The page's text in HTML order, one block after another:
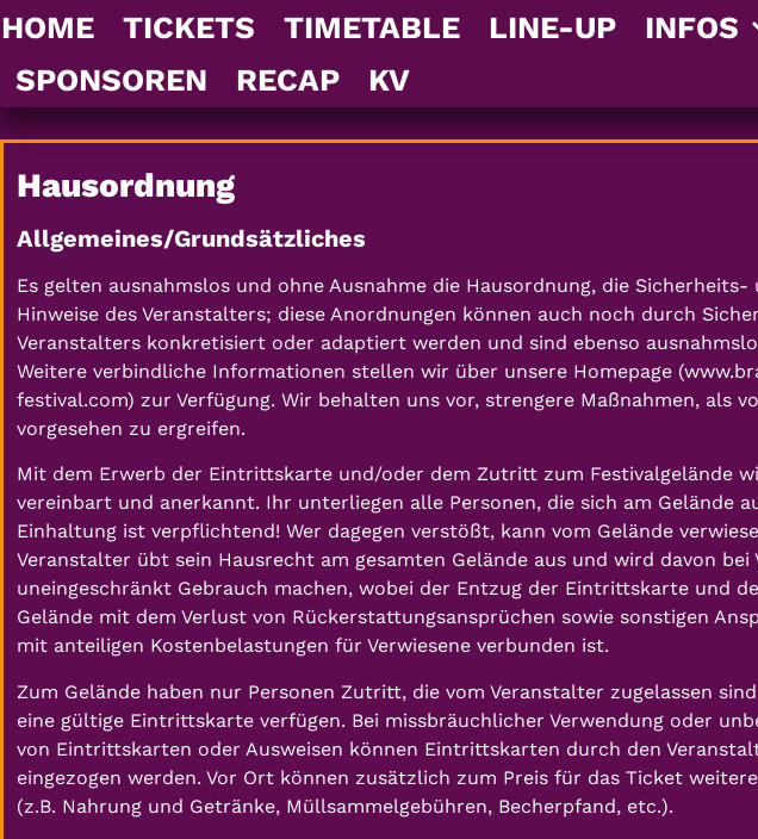
HOME TICKETS TIMETABLE LINE-UP INFOS
SPONSOREN
RECAP KV
Hausordnung
Allgemeines/Grundsätzliches
Es gelten ausnahmslos und ohne Ausnahme die Hausordnung, die Sicherheits-
Hinweise des Veranstalters; diese Anordnungen können auch noch durch
Veranstalters konkretisiert oder adaptiert werden und sind ebenso
Weitere verbindliche Informationen stellen wir über unsere Homepage
festival.com) zur Verfügung. Wir behalten uns vor, strengere Maßnahmen, als
vorgesehen zu ergreifen.
Mit dem Erwerb der Eintrittskarte und/oder dem Zutritt zum Festivalgelände
vereinbart und anerkannt. Ihr unterliegen alle Personen, die sich am Gelände
Einhaltung ist verpflichtend! Wer dagegen verstößt, kann vom Gelände
Veranstalter übt sein Hausrecht am gesamten Gelände aus und wird davon bei
uneingeschränkt Gebrauch machen, wobei der Entzug der Eintrittskarte und
Gelände mit dem Verlust von Rückerstattungsansprüchen sowie sonstigen
mit anteiligen Kostenbelastungen für Verwiesene verbunden ist.
Zum Gelände haben nur Personen Zutritt, die vom Veranstalter zugelassen
eine gültige Eintrittskarte verfügen. Bei missbräuchlicher Verwendung oder
von Eintrittskarten oder Ausweisen können Eintrittskarten durch den
eingezogen werden. Vor Ort können zusätzlich zum Preis für das Ticket
(z.B. Nahrung und Getränke, Müllsammelgebühren, Becherpfand, etc.).